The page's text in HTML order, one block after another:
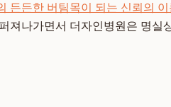
든든한 버팀목이 되는 신뢰의 이
져나가면서 더자인병원은 명실